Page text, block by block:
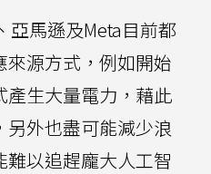
亞馬遜及Meta目前都
源方式，例如開始
產生大量電力，藉此
外也盡可能減少浪
以追趕龐大人工智